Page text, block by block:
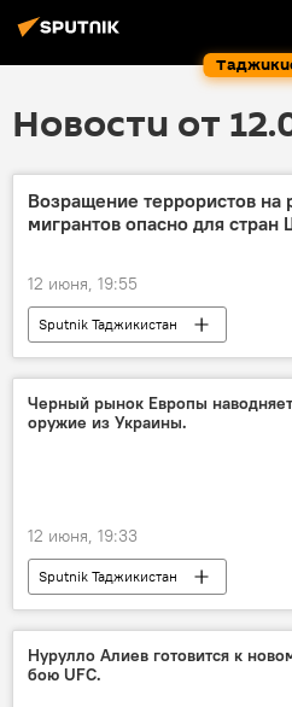
Новости от
Возращение террористов на
мигрантов опасно для
12 июня, 19:55
Sputnik Таджикистан
Черный рынок Европы наводняет
оружие из Украины.
12 июня, 19:33
Sputnik Таджикистан
Нурулло Алиев готовится к
бою UFC.